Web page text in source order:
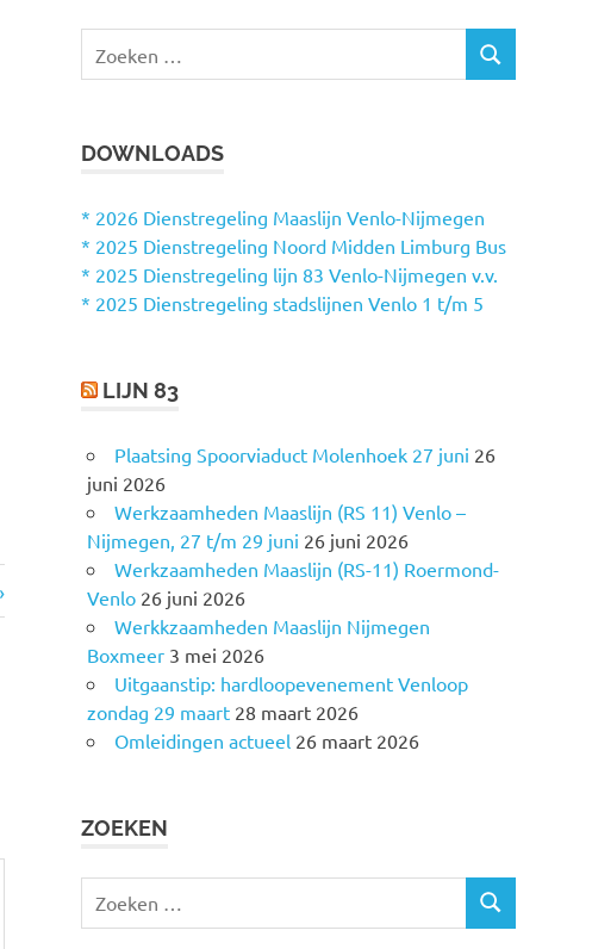
e
n
a
a
r
Z
DOWNLOADS
* 2026 Dienstregeling Maaslijn Venlo-Nijmegen
* 2025 Dienstregeling Noord Midden Limburg Bus
* 2025 Dienstregeling lijn 83 Venlo-Nijmegen v.v.
* 2025 Dienstregeling stadslijnen Venlo 1 t/m 5
LIJN 83
Plaatsing Spoorviaduct Molenhoek 27 juni 26
juni 2026
Werkzaamheden Maaslijn (RS 11) Venlo –
Nijmegen, 27 t/m 29 juni 26 juni 2026
Werkzaamheden Maaslijn (RS-11) Roermond-
Venlo 26 juni 2026
Werkkzaamheden Maaslijn Nijmegen
Boxmeer 3 mei 2026
Uitgaanstip: hardloopevenement Venloop
zondag 29 maart 28 maart 2026
Omleidingen actueel 26 maart 2026
ZOEKEN
Z